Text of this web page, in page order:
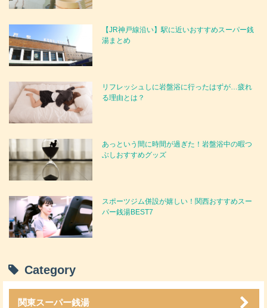
ミ＆情報まとめ
【札幌市内限定】24時間営業のスーパー銭湯
人気ランキングTOP8
函館スーパー銭湯「湯元 花の湯」口コミ＆情
報まとめ
【新千歳空港近く】だから利用しやすい！人
気スーパー銭湯ランキング
【JR神戸線沿い】駅に近いおすすめスーパー銭
湯まとめ
リフレッシュしに岩盤浴に行ったはずが…疲れ
る理由とは？
あっという間に時間が過ぎた！岩盤浴中の暇つ
ぶしおすすめグッズ
スポーツジム併設が嬉しい！関西おすすめスー
パー銭湯BEST7
Category
関東スーパー銭湯